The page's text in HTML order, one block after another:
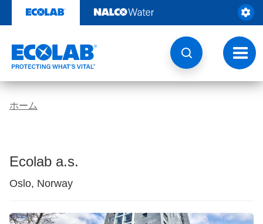
テ
る
ト
グ
ル
ナ
ホーム
Ecolab a.s.
Oslo, Norway